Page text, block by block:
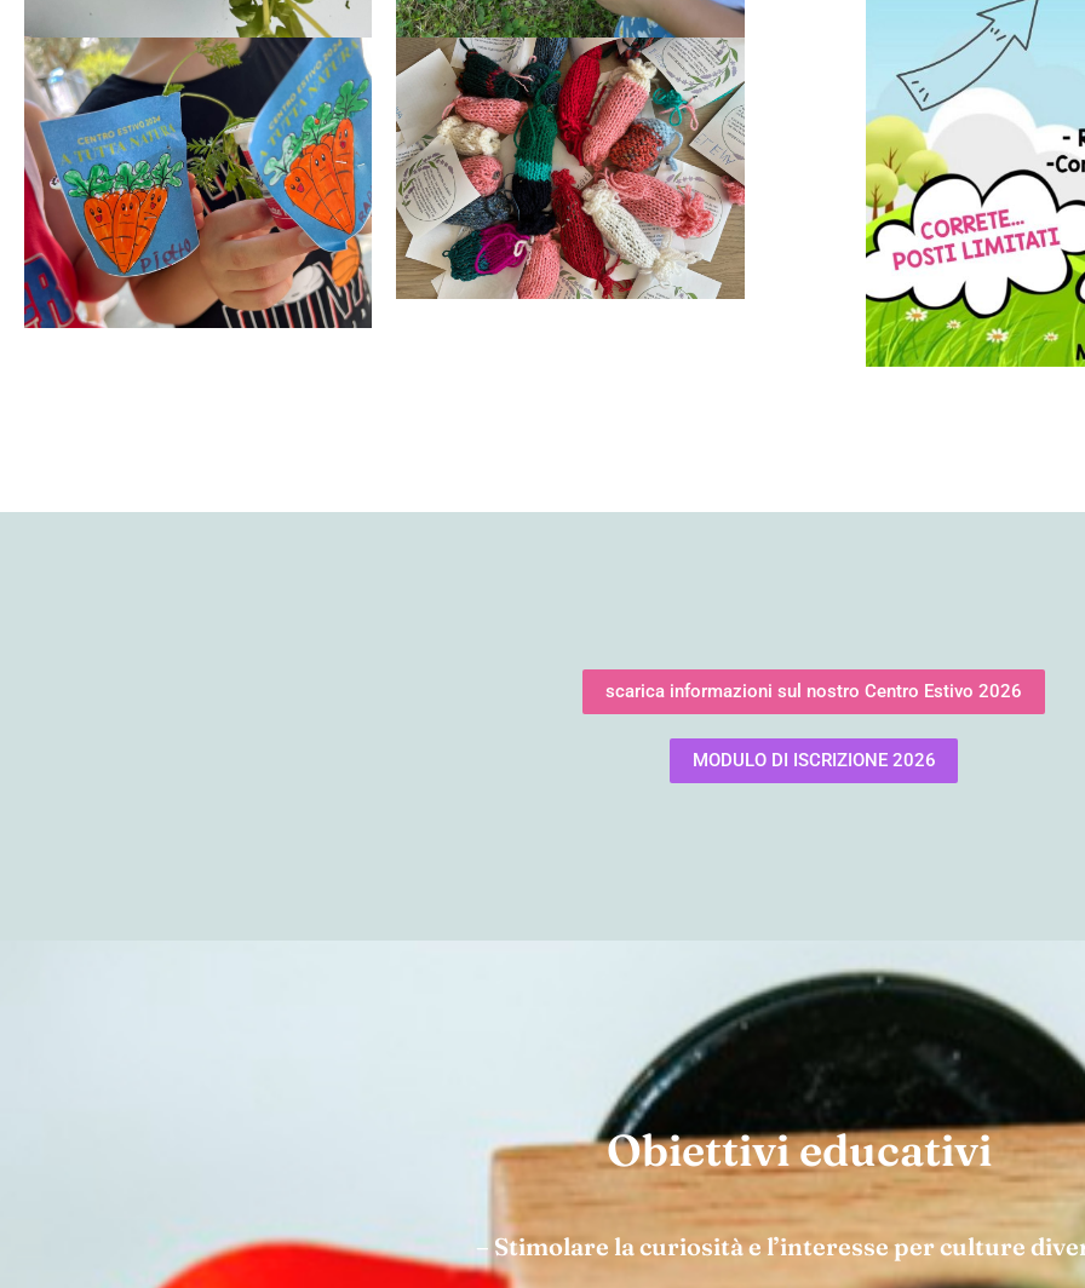
scarica informazioni sul nostro Centro Estivo 2026
MODULO DI ISCRIZIONE 2026
Obiettivi educativi
– Stimolare la curiosità e l’interesse per culture